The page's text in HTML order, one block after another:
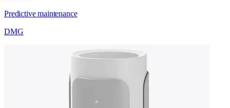
Predictive maintenance
DMG